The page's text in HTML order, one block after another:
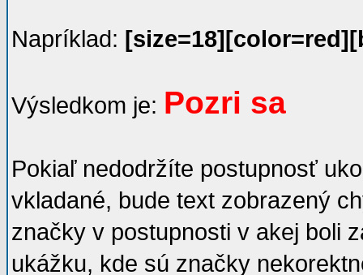
Napríklad:
Výsledkom je: Pozri sa
Pokiaľ nedodržíte postupnosť
vkladané, bude text zobrazený
značky v postupnosti v akej boli
ukážku, kde sú značky